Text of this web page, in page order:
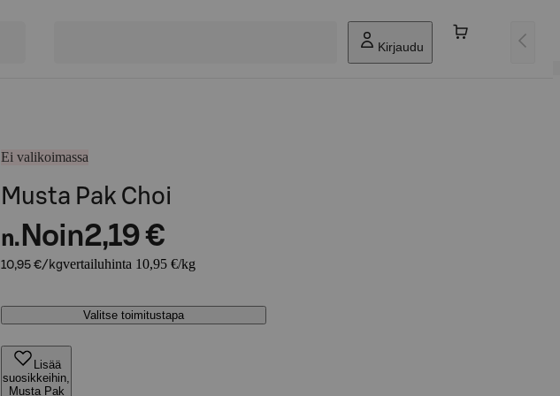
Kirjaudu
Ei valikoimassa
Musta Pak Choi
n. Noin2,19 €
10,95 €/kgvertailuhinta 10,95 €/kg
Valitse toimitustapa
Lisää
suosikkeihin,
Musta Pak